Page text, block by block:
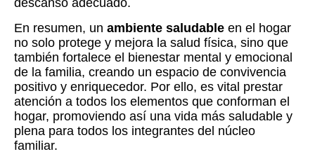
descanso adecuado.
En resumen, un ambiente saludable en el hogar
no solo protege y mejora la salud física, sino que
también fortalece el bienestar mental y emocional
de la familia, creando un espacio de convivencia
positivo y enriquecedor. Por ello, es vital prestar
atención a todos los elementos que conforman el
hogar, promoviendo así una vida más saludable y
plena para todos los integrantes del núcleo
familiar.